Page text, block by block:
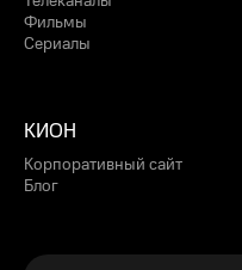
Фильмы
Сериалы
КИОН
Корпоративный сайт
Блог